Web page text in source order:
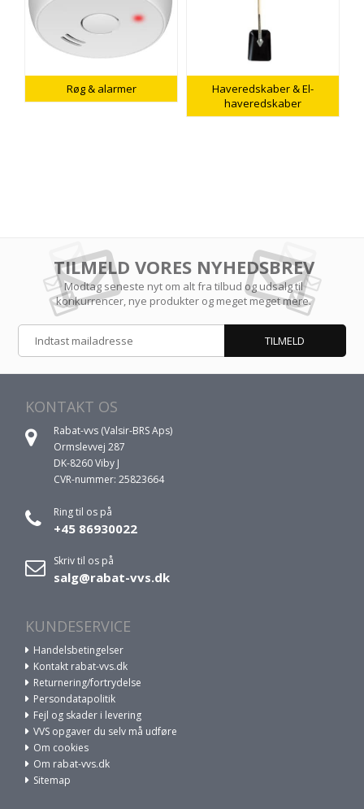
Røg & alarmer
Haveredskaber & El-
haveredskaber
TILMELD VORES NYHEDSBREV
Modtag seneste nyt om alt fra tilbud og udsalg til
konkurrencer, nye produkter og meget meget mere.
KONTAKT OS
Rabat-vvs (Valsir-BRS Aps)
Ormslevvej 287
DK-8260 Viby J
CVR-nummer: 25823664
Ring til os på
+45 86930022
Skriv til os på
salg@rabat-vvs.dk
KUNDESERVICE
Handelsbetingelser
Kontakt rabat-vvs.dk
Returnering/fortrydelse
Persondatapolitik
Fejl og skader i levering
VVS opgaver du selv må udføre
Om cookies
Om rabat-vvs.dk
Sitemap